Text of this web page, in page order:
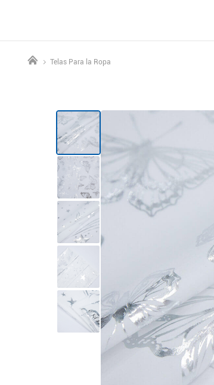
Telas Para la Ropa